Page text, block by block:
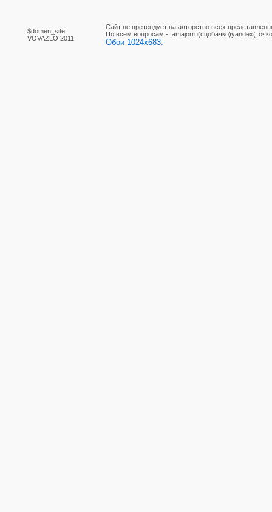
$domen_site
VOVAZLO 2011
Сайт не претендует на авторство всех
По вcем вопросам -
Обои 1024x683.